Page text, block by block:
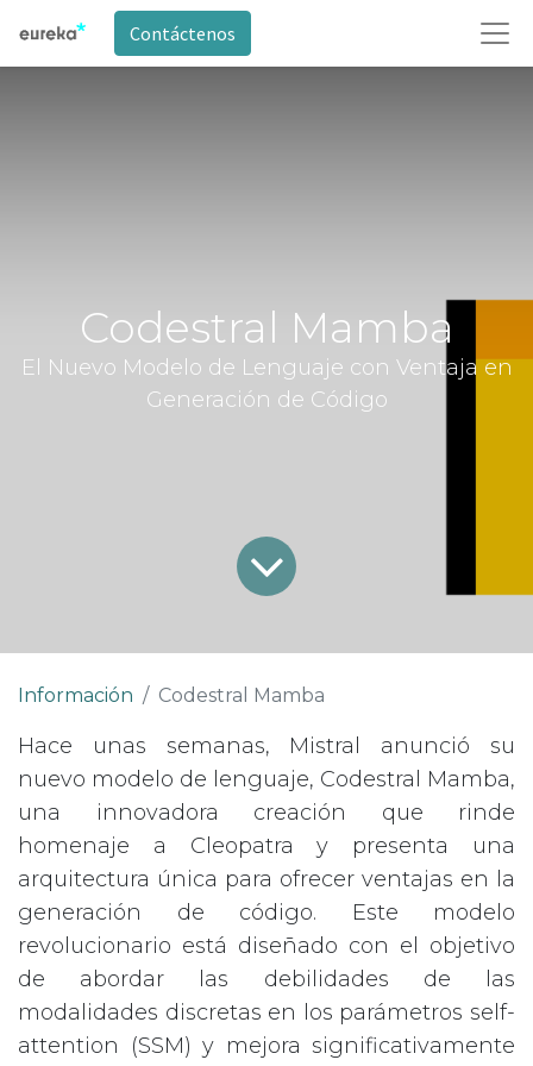
Contáctenos
Codestral Mamba
El Nuevo Modelo de Lenguaje con Ventaja en
Generación de Código
Información Codestral Mamba
Hace unas semanas, Mistral anunció su
nuevo modelo de lenguaje, Codestral Mamba,
una innovadora creación que rinde
homenaje a Cleopatra y presenta una
arquitectura única para ofrecer ventajas en la
generación de código. Este modelo
revolucionario está diseñado con el objetivo
de abordar las debilidades de las
modalidades discretas en los parámetros self-
attention (SSM) y mejora significativamente